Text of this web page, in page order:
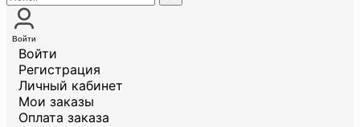
Войти
Войти
Регистрация
Личный кабинет
Мои заказы
Оплата заказа